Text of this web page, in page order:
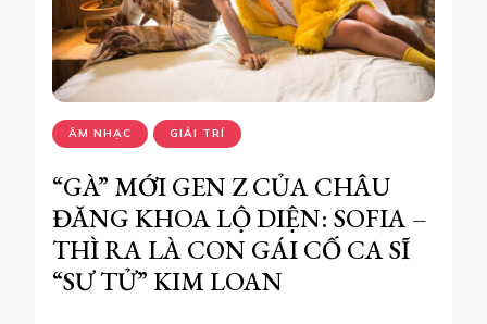
ÂM NHẠC GIẢI TRÍ
“GÀ” MỚI GEN Z CỦA CHÂU
ĐĂNG KHOA LỘ DIỆN: SOFIA –
THÌ RA LÀ CON GÁI CỐ CA SĨ
“SƯ TỬ” KIM LOAN